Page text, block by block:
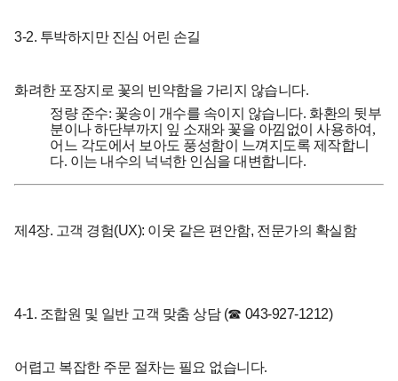
3-2. 투박하지만 진심 어린 손길
화려한 포장지로 꽃의 빈약함을 가리지 않습니다.
정량 준수: 꽃송이 개수를 속이지 않습니다. 화환의 뒷부
분이나 하단부까지 잎 소재와 꽃을 아낌없이 사용하여,
어느 각도에서 보아도 풍성함이 느껴지도록 제작합니
다. 이는 내수의 넉넉한 인심을 대변합니다.
제4장. 고객 경험(UX): 이웃 같은 편안함, 전문가의 확실함
4-1. 조합원 및 일반 고객 맞춤 상담 (☎ 043-927-1212)
어렵고 복잡한 주문 절차는 필요 없습니다.